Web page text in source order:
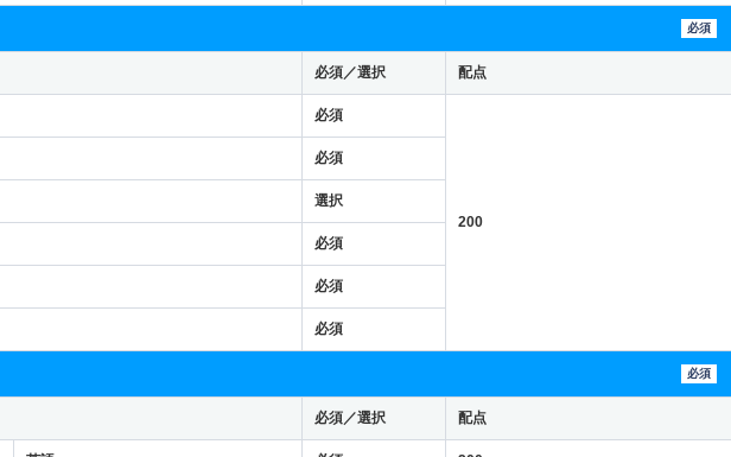
必須
必須／選択 配点
必須
200
必須
選択
必須
必須
必須
必須
必須／選択 配点